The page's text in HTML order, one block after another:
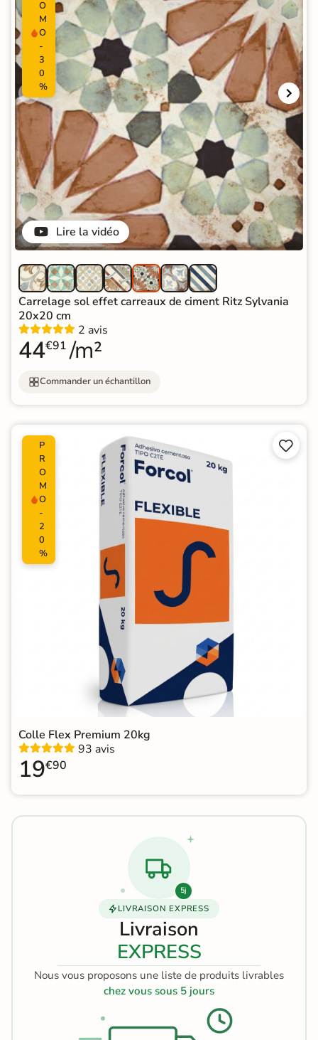
Lire la vidéo
O
M
O
-
3
0
%
Carrelage sol effet carreaux de ciment Ritz Sylvania
20x20 cm
2 avis
44€91 /m²
Commander un échantillon
P
R
O
M
O
-
2
0
%


Colle Flex Premium 20kg
93 avis
19€90
5j
LIVRAISON EXPRESS
Livraison
EXPRESS
Nous vous proposons une liste de produits livrables
chez vous sous 5 jours